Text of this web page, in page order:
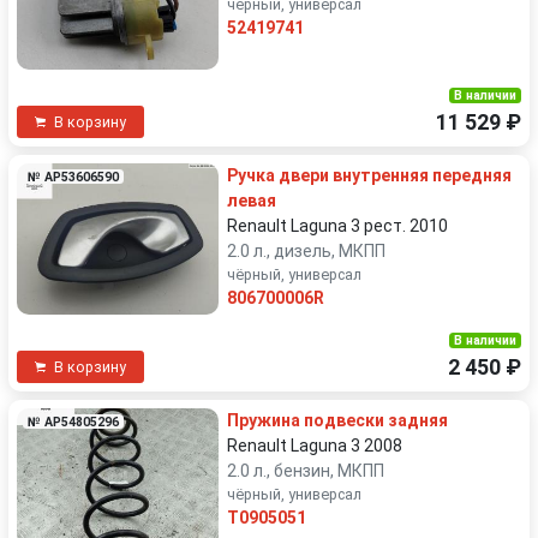
чёрный, универсал
52419741
В корзину
В наличии
11 529 ₽
№ AP53606590
Ручка двери внутренняя передняя
левая
Renault Laguna 3 рест. 2010
2.0 л., дизель, МКПП
чёрный, универсал
806700006R
В корзину
В наличии
2 450 ₽
№ AP54805296
Пружина подвески задняя
Renault Laguna 3 2008
2.0 л., бензин, МКПП
чёрный, универсал
T0905051